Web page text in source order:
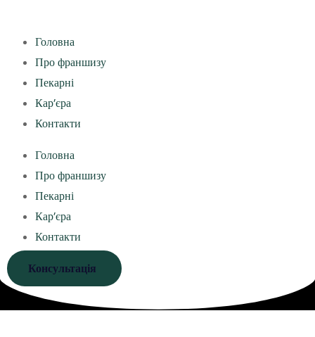
Головна
Про франшизу
Пекарні
Кар’єра
Контакти
Головна
Про франшизу
Пекарні
Кар’єра
Контакти
Консультація